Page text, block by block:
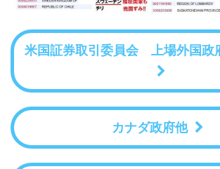
米国証券取引委員会 上場外国政
カナダ政府他